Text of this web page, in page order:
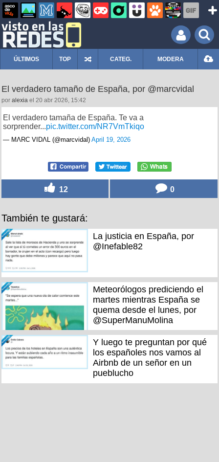
ÚLTIMOS TOP CATEG. MODERA
El verdadero tamaño de España, por @marcvidal
por alexia el 20 abr 2026, 15:42
El verdadero tamaña de España. Te va a
sorprender...pic.twitter.com/NR7VmTkiqo
— MΛRC VIDΛL (@marcvidal) April 19, 2026
12 0
También te gustará:
La justicia en España, por
@Inefable82
Meteorólogos prediciendo el
martes mientras España se
quema desde el lunes, por
@SuperManuMolina
Y luego te preguntan por qué
los españoles nos vamos al
Airbnb de un señor en un
pueblucho